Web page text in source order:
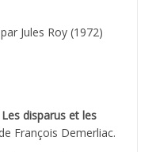
par Jules Roy (1972)
disparus et les
François Demerliac.